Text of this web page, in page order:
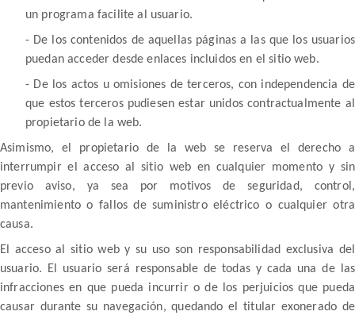
un programa facilite al usuario.
- De los contenidos de aquellas páginas a las que los usuarios
puedan acceder desde enlaces incluidos en el sitio web.
- De los actos u omisiones de terceros, con independencia de
que estos terceros pudiesen estar unidos contractualmente al
propietario de la web.
Asimismo, el propietario de la web se reserva el derecho a
interrumpir el acceso al sitio web en cualquier momento y sin
previo aviso, ya sea por motivos de seguridad, control,
mantenimiento o fallos de suministro eléctrico o cualquier otra
causa.
El acceso al sitio web y su uso son responsabilidad exclusiva del
usuario. El usuario será responsable de todas y cada una de las
infracciones en que pueda incurrir o de los perjuicios que pueda
causar durante su navegación, quedando el titular exonerado de